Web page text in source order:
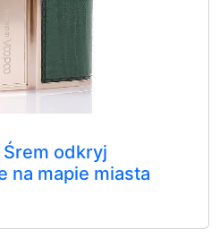
odkryj
na mapie miasta